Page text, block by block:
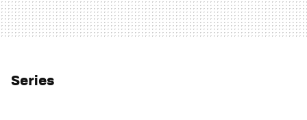
Series